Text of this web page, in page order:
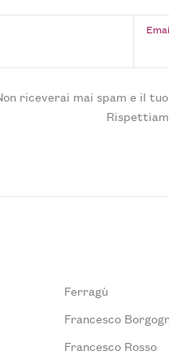
riceverai mai spam e il
Ferragù
Francesco
Francesco Rosso